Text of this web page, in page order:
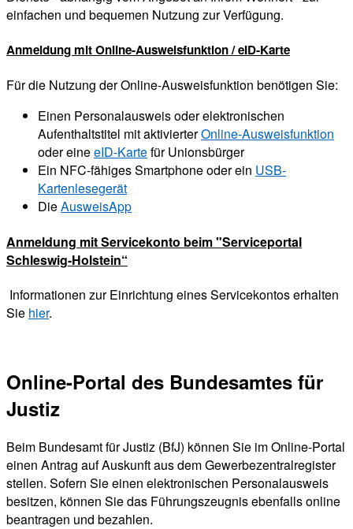
einfachen und bequemen Nutzung zur Verfügung.
Anmeldung mit Online-Ausweisfunktion / eID-Karte
Für die Nutzung der Online-Ausweisfunktion benötigen Sie:
Einen Personalausweis oder elektronischen
Aufenthaltstitel mit aktivierterOnline-Ausweisfunktion
oder eineeID-Kartefür Unionsbürger
Ein NFC-fähiges Smartphone oder ein USB-
Kartenlesegerät
DieAusweisApp
Anmeldung mit Servicekonto beim "Serviceportal
Schleswig-Holstein“
Informationen zur Einrichtung eines Servicekontos erhalten
Sie hier.
Online-Portal des Bundesamtes für
Justiz
Beim Bundesamt für Justiz (BfJ) können Sie im Online-Portal
einen Antrag auf Auskunft aus dem Gewerbezentralregister
stellen. Sofern Sie einen elektronischen Personalausweis
besitzen, können Sie das Führungszeugnis ebenfalls online
beantragen und bezahlen.